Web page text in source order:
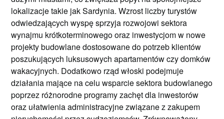
lokalizacje takie jak Sardynia. Wzrost liczby turystów
odwiedzających wyspę sprzyja rozwojowi sektora
wynajmu krótkoterminowego oraz inwestycjom w nowe
projekty budowlane dostosowane do potrzeb klientów
poszukujących luksusowych apartamentów czy domków
wakacyjnych. Dodatkowo rząd włoski podejmuje
działania mające na celu wsparcie sektora budowlanego
poprzez różnorodne programy zachęt dla inwestorów
oraz ułatwienia administracyjne związane z zakupem